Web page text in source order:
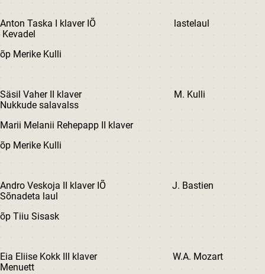
Anton Taska I klaver IÕ lastelaul
Kevadel
õp Merike Kulli
Säsil Vaher II klaver M. Kulli
Nukkude salavalss
Marii Melanii Rehepapp II klaver
õp Merike Kulli
Andro Veskoja II klaver IÕ J. Bastien
Sõnadeta laul
õp Tiiu Sisask
Eia Eliise Kokk III klaver W.A. Mozart
Menuett